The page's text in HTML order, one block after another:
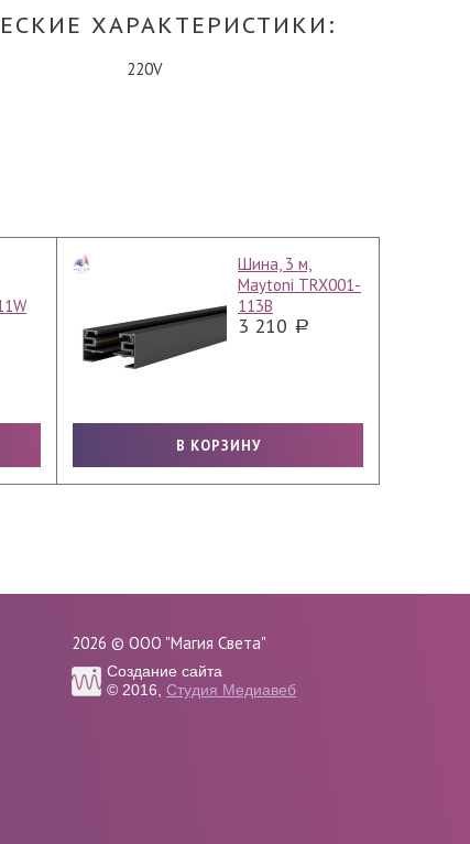
ХАРАКТЕРИСТИКИ:
220V
Шина, 3 м,
Maytoni TRX001-
113B
3 210
2026 © ООО "Магия Света"
Создание сайта
© 2016, Студия Медиавеб